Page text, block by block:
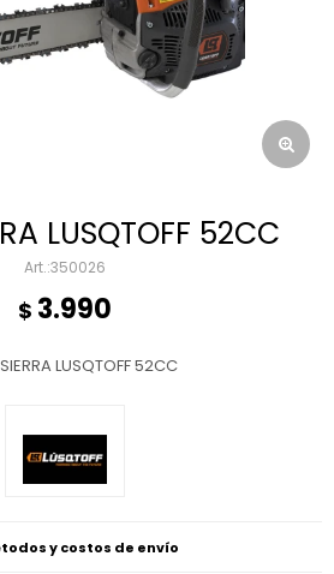
LUSQTOFF 52CC
350026
$ 3.990
LUSQTOFF 52CC
y costos de envío